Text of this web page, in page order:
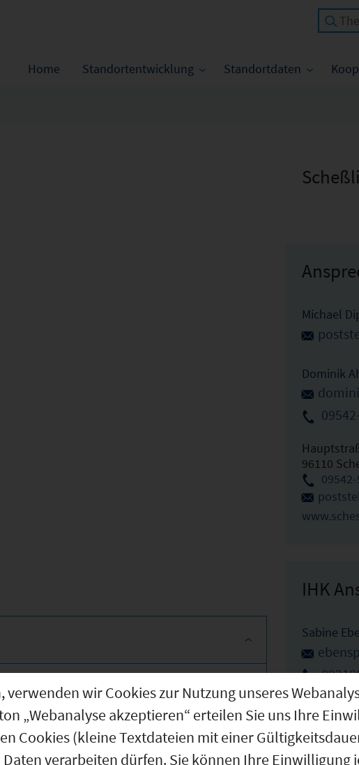
Home Standortentwicklung Standortdaten
Michael
Dominik
96110
IHK
Sabine
wir Cookies zur Nutzung unseres
„Webanalyse akzeptieren“ erteilen Sie uns Ihre
Cookies (kleine Textdateien mit einer
verarbeiten dürfen. Sie können Ihre Einwilligung